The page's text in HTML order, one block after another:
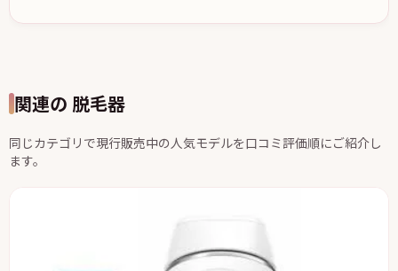
関連の 脱毛器
同じカテゴリで現行販売中の人気モデルを口コミ評価順にご紹介し
ます。